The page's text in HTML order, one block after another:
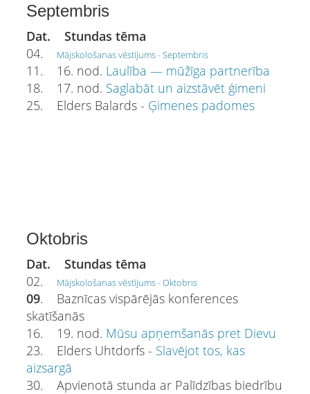
Septembris
Dat. Stundas tēma
04.
Mājskološanas vēstījums - Septembris
11. 16. nod. Laulība — mūžīga partnerība
18. 17. nod. Saglabāt un aizstāvēt ģimeni
25. Elders Balards - Ģimenes padomes
Oktobris
Dat. Stundas tēma
02.
Mājskološanas vēstījums - Oktobris
09. Baznīcas vispārējās konferences
skatīšanās
16. 19. nod. Mūsu apņemšanās pret Dievu
23. Elders Uhtdorfs - Slavējot tos, kas
aizsargā
30. Apvienotā stunda ar Palīdzības biedrību